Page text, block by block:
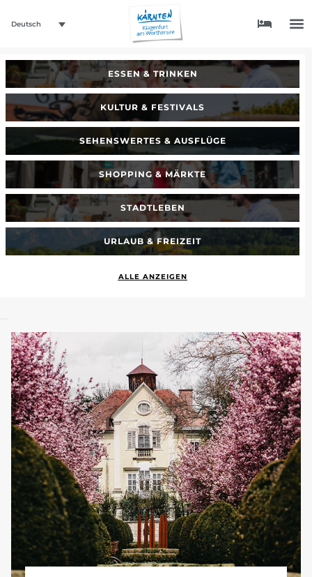
Deutsch
ESSEN & TRINKEN
KULTUR & FESTIVALS
SEHENSWERTES & AUSFLÜGE
SHOPPING & MÄRKTE
STADTLEBEN
URLAUB & FREIZEIT
ALLE ANZEIGEN